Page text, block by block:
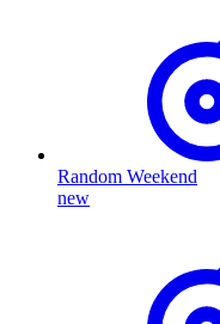
Random Weekend
new